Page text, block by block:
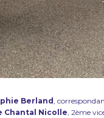
Berland ,
Chantal Nicolle , 2ème